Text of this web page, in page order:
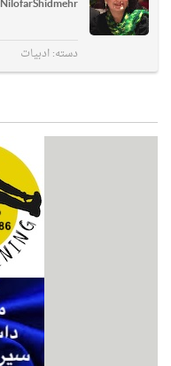
NilofarShidmehr
دسته:ادبیات